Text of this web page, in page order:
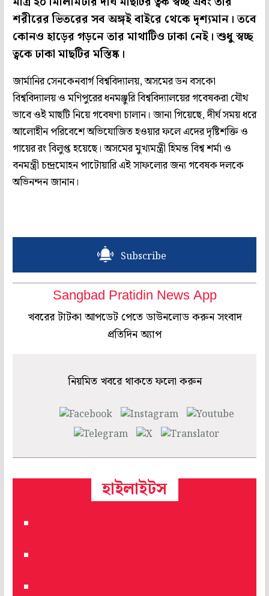
শরীরের ভিতরের সব অঙ্গই বাইরে থেকে দৃশ্যমান। তবে
কোনও হাড়ের গড়নে তার মাথাটিও ঢাকা নেই। শুধু স্বচ্ছ
ত্বকে ঢাকা মাছটির মস্তিষ্ক।
জার্মানির সেনকেনবার্গ বিশ্ববিদ্যালয়, অসমের ডন বসকো
বিশ্ববিদ্যালয় ও মণিপুরের ধনমঞ্জুরি বিশ্ববিদ্যালয়ের গবেষকরা যৌথ
ভাবে ওই মাছটি নিয়ে গবেষণা চালান। জানা গিয়েছে, দীর্ঘ সময় ধরে
আলোহীন পরিবেশে অভিযোজিত হওয়ার ফলে এদের দৃষ্টিশক্তি ও
গায়ের রং বিলুপ্ত হয়েছে। অসমের মুখ্যমন্ত্রী হিমন্ত বিশ্ব শর্মা ও
বনমন্ত্রী চন্দ্রমোহন পাটোয়ারি এই সাফল্যের জন্য গবেষক দলকে
অভিনন্দন জানান।
Subscribe
Sangbad Pratidin News App
খবরের টাটকা আপডেট পেতে ডাউনলোড করুন সংবাদ
প্রতিদিন অ্যাপ
নিয়মিত খবরে থাকতে ফলো করুন
হাইলাইটস